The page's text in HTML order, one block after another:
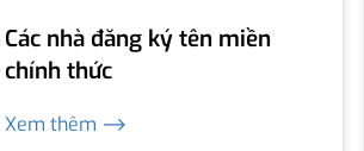
Các nhà đăng ký tên miền
chính thức
Xem thêm ⟶